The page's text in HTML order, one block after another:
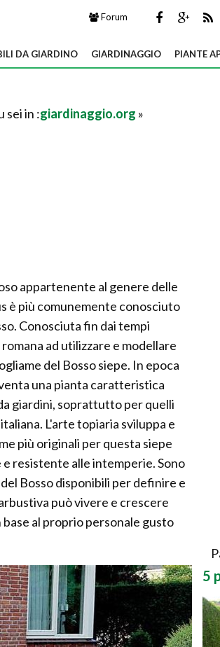
Forum
DA GIARDINO GIARDINAGGIO PIANTE
sei in :giardinaggio.org »
appartenente al genere delle
è più comunemente conosciuto
Conosciuta fin dai tempi
ad utilizzare e modellare
del Bosso siepe. In epoca
una pianta caratteristica
giardini, soprattutto per quelli
L'arte topiaria sviluppa e
più originali per questa siepe
resistente alle intemperie. Sono
Bosso disponibili per definire e
può vivere e crescere
al proprio personale gusto
5